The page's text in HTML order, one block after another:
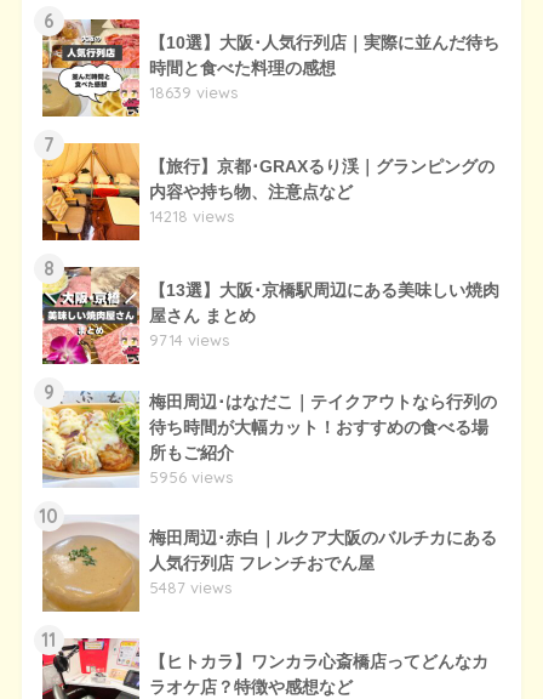
6
【10選】大阪･人気行列店｜実際に並んだ待ち
時間と食べた料理の感想
18639 views
7
【旅行】京都･GRAXるり渓｜グランピングの
内容や持ち物、注意点など
14218 views
8
【13選】大阪･京橋駅周辺にある美味しい焼肉
屋さん まとめ
9714 views
9
梅田周辺･はなだこ｜テイクアウトなら行列の
待ち時間が大幅カット！おすすめの食べる場
所もご紹介
5956 views
10
梅田周辺･赤白｜ルクア大阪のバルチカにある
人気行列店 フレンチおでん屋
5487 views
11
【ヒトカラ】ワンカラ心斎橋店ってどんなカ
ラオケ店？特徴や感想など